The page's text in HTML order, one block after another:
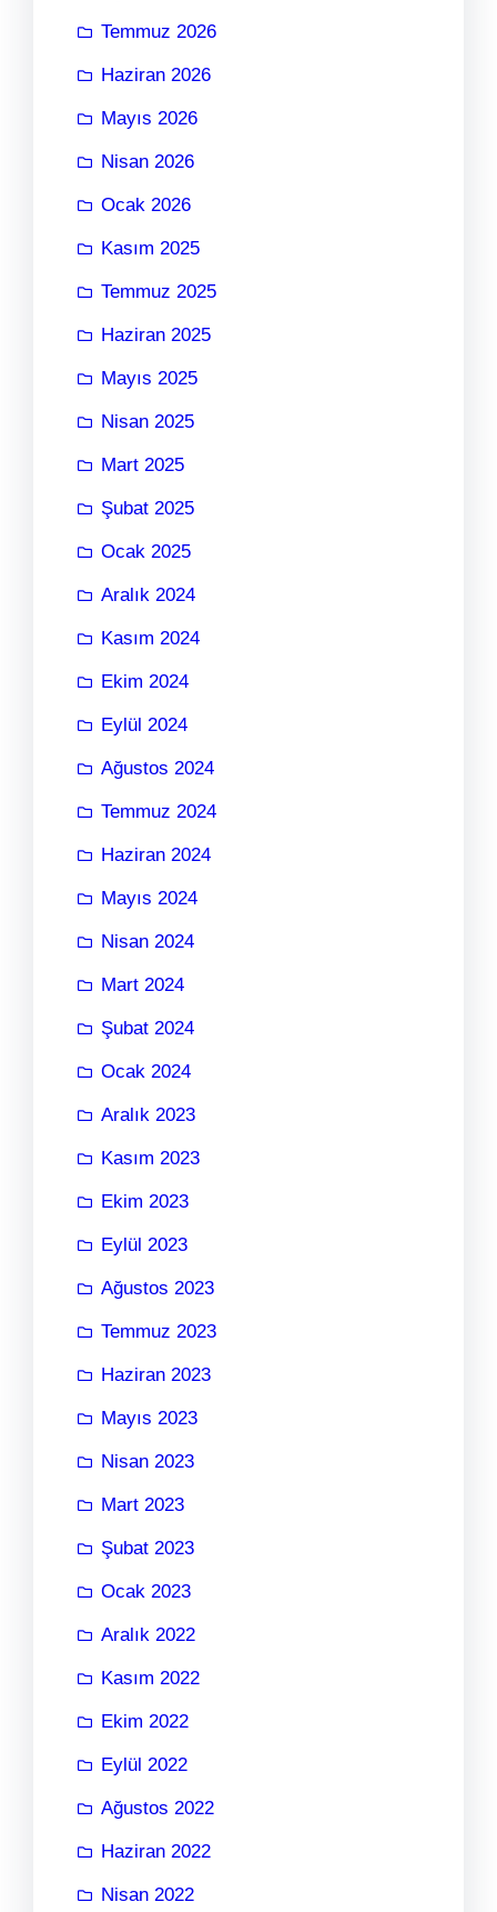
Temmuz 2026
Haziran 2026
Mayıs 2026
Nisan 2026
Ocak 2026
Kasım 2025
Temmuz 2025
Haziran 2025
Mayıs 2025
Nisan 2025
Mart 2025
Şubat 2025
Ocak 2025
Aralık 2024
Kasım 2024
Ekim 2024
Eylül 2024
Ağustos 2024
Temmuz 2024
Haziran 2024
Mayıs 2024
Nisan 2024
Mart 2024
Şubat 2024
Ocak 2024
Aralık 2023
Kasım 2023
Ekim 2023
Eylül 2023
Ağustos 2023
Temmuz 2023
Haziran 2023
Mayıs 2023
Nisan 2023
Mart 2023
Şubat 2023
Ocak 2023
Aralık 2022
Kasım 2022
Ekim 2022
Eylül 2022
Ağustos 2022
Haziran 2022
Nisan 2022